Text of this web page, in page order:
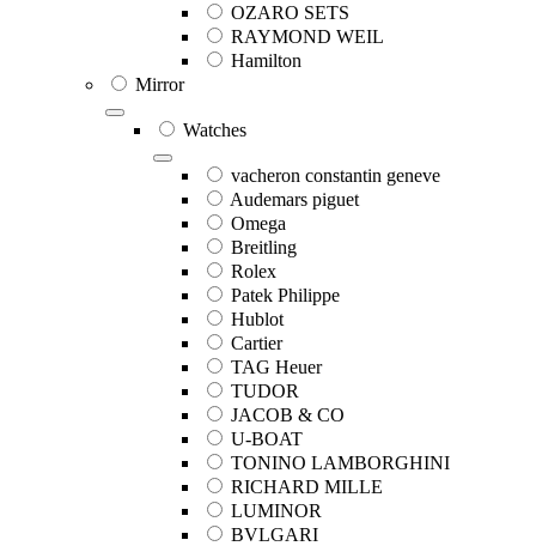
OZARO SETS
RAYMOND WEIL
Hamilton
Mirror
Watches
vacheron constantin geneve
Audemars piguet
Omega
Breitling
Rolex
Patek Philippe
Hublot
Cartier
TAG Heuer
TUDOR
JACOB & CO
U-BOAT
TONINO LAMBORGHINI
RICHARD MILLE
LUMINOR
BVLGARI